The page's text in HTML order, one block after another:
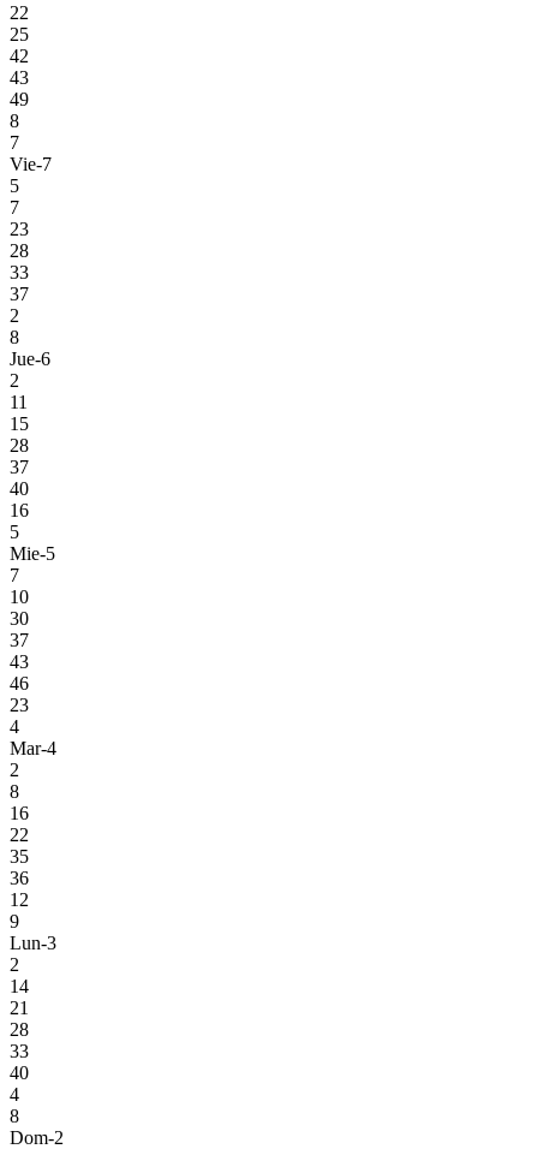
22
25
42
43
49
8
7
Vie-7
5
7
23
28
33
37
2
8
Jue-6
2
11
15
28
37
40
16
5
Mie-5
7
10
30
37
43
46
23
4
Mar-4
2
8
16
22
35
36
12
9
Lun-3
2
14
21
28
33
40
4
8
Dom-2